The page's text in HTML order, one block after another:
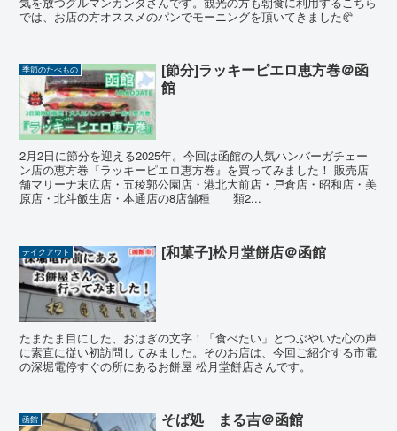
では、お店の方オススメのパンでモーニングを頂いてきました🥐
季節のたべもの
[節分]ラッキーピエロ恵方巻＠函
館
2月2日に節分を迎える2025年。今回は函館の人気ハンバーガチェー
ン店の恵方巻『ラッキーピエロ恵方巻』を買ってみました！ 販売店
舗マリーナ末広店・五稜郭公園店・港北大前店・戸倉店・昭和店・美
原店・北斗飯生店・本通店の8店舗種 類2...
テイクアウト [和菓子]松月堂餅店＠函館
たまたま目にした、おはぎの文字！「食べたい」とつぶやいた心の声
に素直に従い初訪問してみました。そのお店は、今回ご紹介する市電
の深堀電停すぐの所にあるお餅屋 松月堂餅店さんです。
函館 そば処 まる吉＠函館